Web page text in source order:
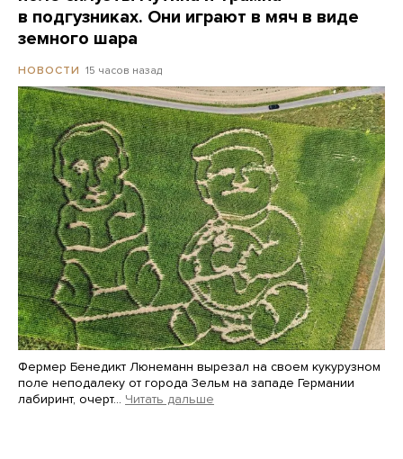
в подгузниках. Они играют в мяч в виде
земного шара
НОВОСТИ 15 часов назад
Фермер Бенедикт Люнеманн вырезал на своем кукурузном
поле неподалеку от города Зельм на западе Германии
лабиринт, очерт… Читать дальше